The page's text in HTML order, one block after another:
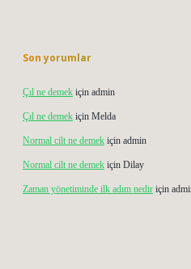
Son yorumlar
Çıl ne demek için admin
Çıl ne demek için Melda
Normal cilt ne demek için admin
Normal cilt ne demek için Dilay
Zaman yönetiminde ilk adım nedir için